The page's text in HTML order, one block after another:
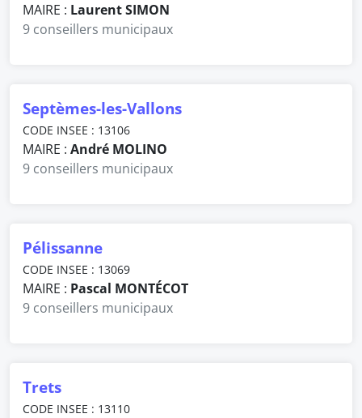
MAIRE : Laurent SIMON
9 conseillers municipaux
Septèmes-les-Vallons
CODE INSEE : 13106
MAIRE : André MOLINO
9 conseillers municipaux
Pélissanne
CODE INSEE : 13069
MAIRE : Pascal MONTÉCOT
9 conseillers municipaux
Trets
CODE INSEE : 13110